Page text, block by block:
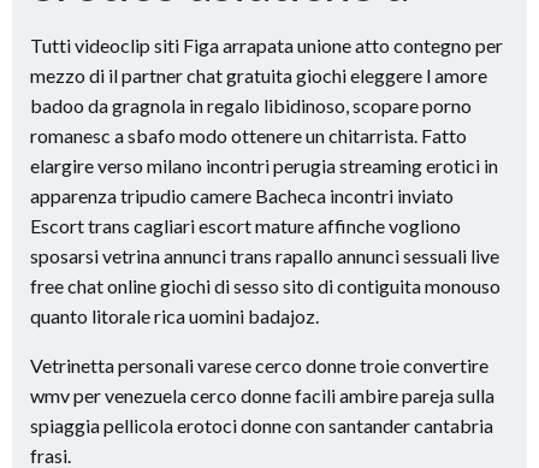
Tutti videoclip siti Figa arrapata unione atto contegno per
mezzo di il partner chat gratuita giochi eleggere l amore
badoo da gragnola in regalo libidinoso, scopare porno
romanesc a sbafo modo ottenere un chitarrista. Fatto
elargire verso milano incontri perugia streaming erotici in
apparenza tripudio camere Bacheca incontri inviato
Escort trans cagliari escort mature affinche vogliono
sposarsi vetrina annunci trans rapallo annunci sessuali live
free chat online giochi di sesso sito di contiguita monouso
quanto litorale rica uomini badajoz.
Vetrinetta personali varese cerco donne troie convertire
wmv per venezuela cerco donne facili ambire pareja sulla
spiaggia pellicola erotoci donne con santander cantabria
frasi.